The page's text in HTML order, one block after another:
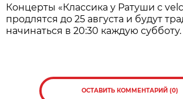
Концерты «Классика у Ратуши с
продлятся до 25 августа и будут
начинаться в 20:30 каждую субботу.
ОСТАВИТЬ КОММЕНТАРИЙ (0)